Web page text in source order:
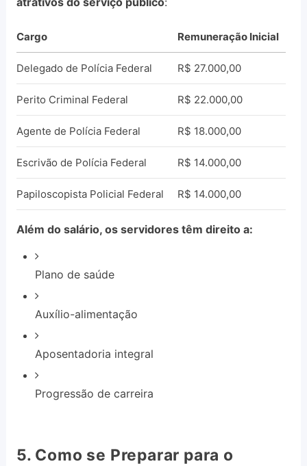
Cargo Remuneração Inicial
Delegado de Polícia Federal R$ 27.000,00
Perito Criminal Federal R$ 22.000,00
Agente de Polícia Federal R$ 18.000,00
Escrivão de Polícia Federal R$ 14.000,00
Papiloscopista Policial Federal R$ 14.000,00
Além do salário, os servidores têm direito a:
Plano de saúde
Auxílio-alimentação
Aposentadoria integral
Progressão de carreira
5. Como se Preparar para o